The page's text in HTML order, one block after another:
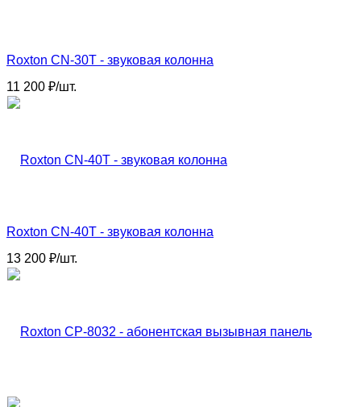
Roxton CN-30T - звуковая колонна
11 200 ₽/шт.
Roxton CN-40T - звуковая колонна
13 200 ₽/шт.